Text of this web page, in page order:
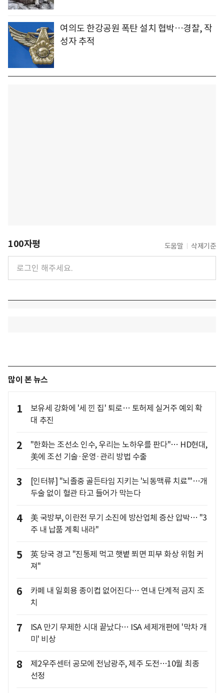
여의도 한강공원 폭탄 설치 협박…경찰, 작
성자 추적
100자평 도움말 삭제기준
많이 본 뉴스
1
보유세 강화에 '세 낀 집' 퇴로… 토허제 실거주 예외 확
대 추진
2
"한화는 조선소 인수, 우리는 노하우를 판다"… HD현대,
美에 조선 기술·운영·관리 방법 수출
3
[인터뷰] "뇌졸중 골든타임 지키는 '뇌동맥류 치료'"…개
두술 없이 혈관 타고 들어가 막는다
4
美 국방부, 이란전 무기 소진에 방산업체 증산 압박… "3
주 내 납품 계획 내라"
5
英 당국 경고 "진통제 먹고 햇볕 쬐면 피부 화상 위험 커
져"
6
카페 내 일회용 종이컵 없어진다… 연내 단계적 금지 조
치
7
ISA 만기 무제한 시대 끝났다… ISA 세제개편에 '막차 개
미' 비상
8
제2우주센터 공모에 전남광주, 제주 도전…10월 최종
선정